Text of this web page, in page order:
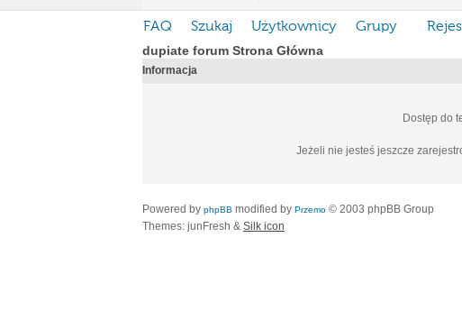
FAQ Szukaj Użytkownicy Grupy
dupiate forum Strona Główna
Informacja
Dostęp do
Jeżeli nie jesteś jeszcze
Powered by phpBB modified by Przemo © 2003 phpBB Group
Themes: junFresh & Silk icon